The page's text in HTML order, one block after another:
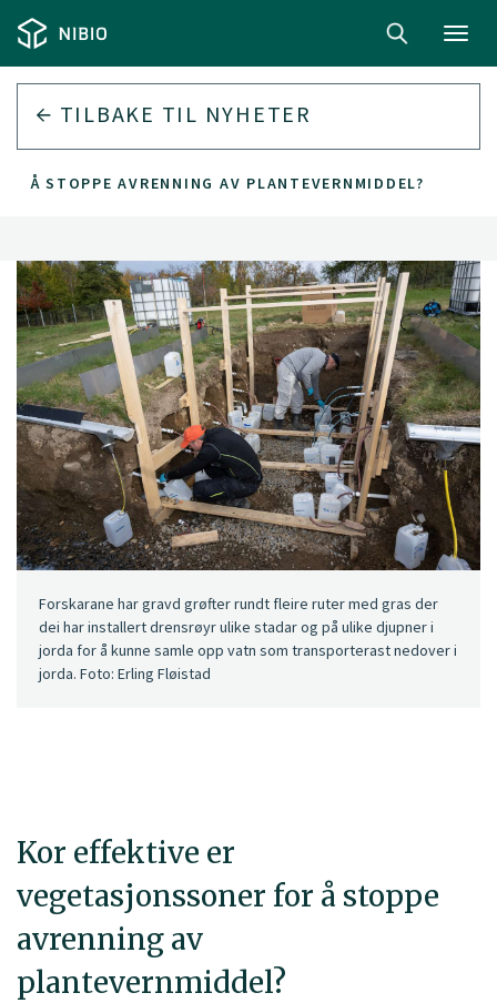
TILBAKE TIL NYHETER
Å STOPPE AVRENNING AV PLANTEVERNMIDDEL?
Kor effektive er
vegetasjonssoner for å stoppe
avrenning av
plantevernmiddel?
Forskarane har gravd grøfter rundt fleire ruter med gras der
dei har installert drensrøyr ulike stadar og på ulike djupner i
jorda for å kunne samle opp vatn som transporterast nedover i
jorda. Foto: Erling Fløistad